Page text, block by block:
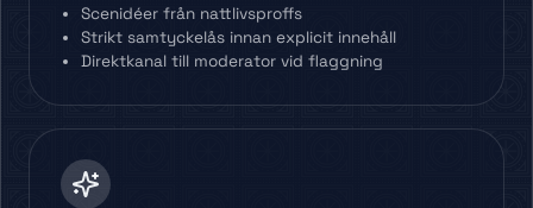
Scenidéer från nattlivsproffs
Strikt samtyckelås innan explicit innehåll
Direktkanal till moderator vid flaggning